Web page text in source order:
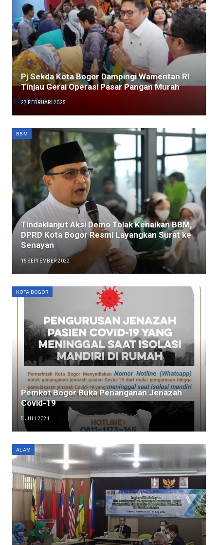
Pj Sekda Kota Bogor Dampingi Wamentan RI
Tinjau Gerai Operasi Pasar Pangan Murah
27 FEBRUARI 2025
BBM
Tindaklanjut Aksi Demo Tolak Kenaikan BBM,
DPRD Kota Bogor Resmi Layangkan Surat ke
Senayan
15 SEPTEMBER 2022
KOTA BOGOR
Pemkot Bogor Buka Penanganan Jenazah
Covid-19
5 JULI 2021
ALAM